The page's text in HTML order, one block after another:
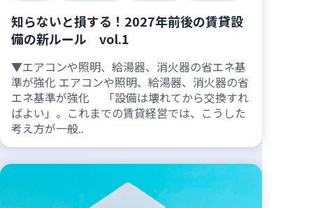
知らないと損する！2027年前後の賃貸設
備の新ルール vol.1
▼エアコンや照明、給湯器、消火器の省エネ基
準が強化 エアコンや照明、給湯器、消火器の省
エネ基準が強化 「設備は壊れてから交換すれ
ばよい」。これまでの賃貸経営では、こうした
考え方が一般..